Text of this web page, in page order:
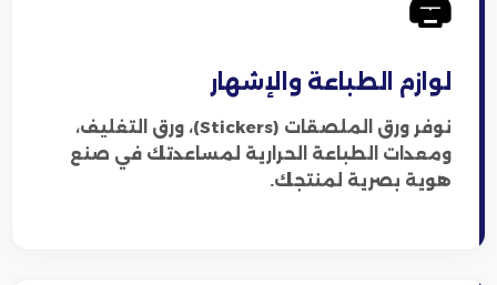
لوازم الطباعة والإشهار
نوفر ورق الملصقات (Stickers)، ورق التغليف،
ومعدات الطباعة الحرارية لمساعدتك في صنع
هوية بصرية لمنتجك.